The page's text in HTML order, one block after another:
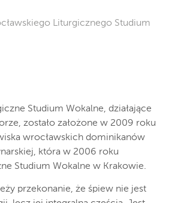
Liturgicznego Studium
Studium Wokalne, działające
zostało założone w 2009 roku
wrocławskich dominikanów
która w 2006 roku
Studium Wokalne w Krakowie.
przekonanie, że śpiew nie jest